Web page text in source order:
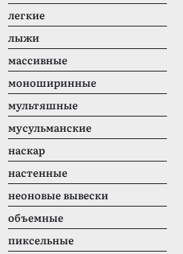
легкие
лыжи
массивные
моноширинные
мультяшные
мусульманские
наскар
настенные
неоновые вывески
объемные
пиксельные